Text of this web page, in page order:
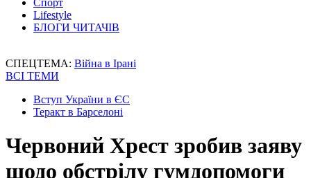
Спорт
Lifestyle
БЛОГИ ЧИТАЧІВ
СПЕЦТЕМА: Війна в Ірані
ВСІ ТЕМИ
Вступ України в ЄС
Теракт в Барселоні
Червоний Хрест зробив заяву
щодо обстрілу гумдопомоги